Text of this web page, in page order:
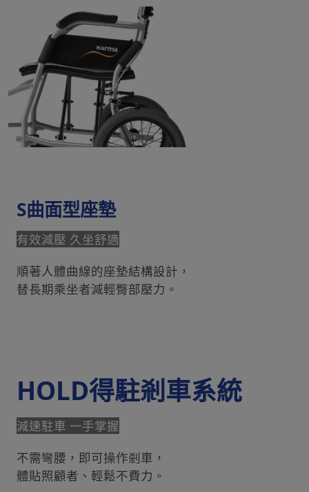
S曲面型座墊
有效減壓 久坐舒適
順著人體曲線的座墊結構設計，
替長期乘坐者減輕臀部壓力。
HOLD得駐剎車系統
減速駐車 一手掌握
不需彎腰，即可操作剎車，
體貼照顧者、輕鬆不費力。